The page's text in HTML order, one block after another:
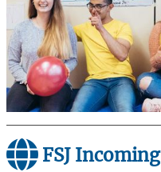
FSJ Incoming